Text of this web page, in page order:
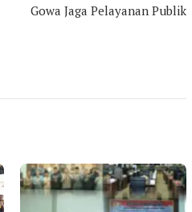
Gowa Jaga Pelayanan Publik